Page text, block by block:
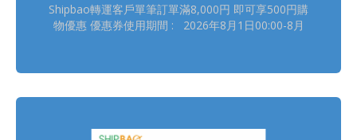
Shipbao轉運客戶單筆訂單滿8,000円 即可享500円購
物優惠 優惠券使用期間 : 2026年8月1日00:00-8月
https://b.link/SBRTCoupon202608 詳情請瀏覽【樂